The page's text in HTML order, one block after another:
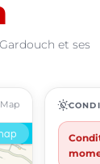
et ses
routine